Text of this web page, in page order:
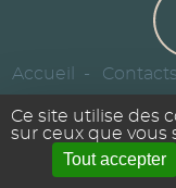
Ce site utilise des
sur ceux que vous
Tout accepter
Accueil Contacts
Se